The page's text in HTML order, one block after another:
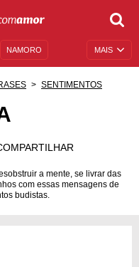
MAIS
NAMORO
SENTIMENTOS
a mente, se livrar das
com essas mensagens de
budistas.